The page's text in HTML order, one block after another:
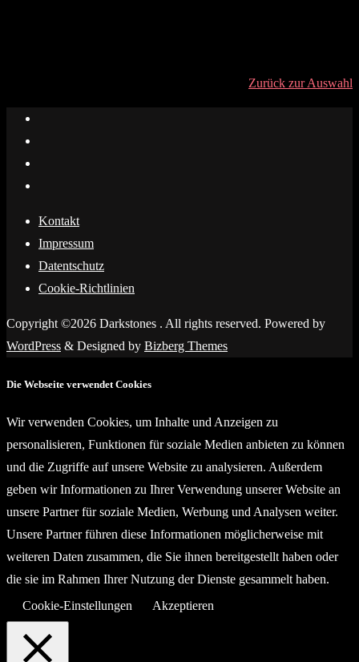
Zurück zur Auswahl
Kontakt
Impressum
Datentschutz
Cookie-Richtlinien
Copyright ©2026 Darkstones . All rights reserved. Powered by
WordPress & Designed by Bizberg Themes
Die Webseite verwendet Cookies
Wir verwenden Cookies, um Inhalte und Anzeigen zu
personalisieren, Funktionen für soziale Medien anbieten zu können
und die Zugriffe auf unsere Website zu analysieren. Außerdem
geben wir Informationen zu Ihrer Verwendung unserer Website an
unsere Partner für soziale Medien, Werbung und Analysen weiter.
Unsere Partner führen diese Informationen möglicherweise mit
weiteren Daten zusammen, die Sie ihnen bereitgestellt haben oder
die sie im Rahmen Ihrer Nutzung der Dienste gesammelt haben.
Cookie-Einstellungen
Akzeptieren